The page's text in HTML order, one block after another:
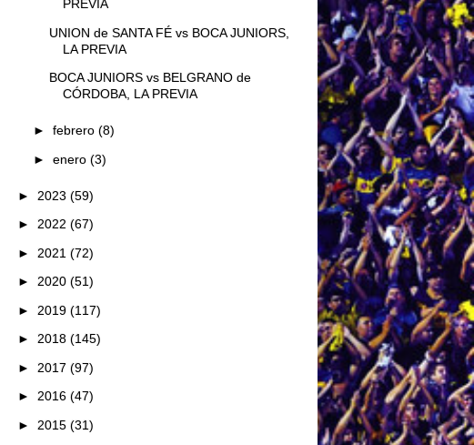
PREVIA
UNION de SANTA FÉ vs BOCA JUNIORS,
LA PREVIA
BOCA JUNIORS vs BELGRANO de
CÓRDOBA, LA PREVIA
► febrero (8)
► enero (3)
► 2023 (59)
► 2022 (67)
► 2021 (72)
► 2020 (51)
► 2019 (117)
► 2018 (145)
► 2017 (97)
► 2016 (47)
► 2015 (31)